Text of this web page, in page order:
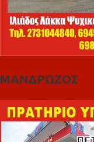
ΜΑΝΔΡΩΖΟΣ